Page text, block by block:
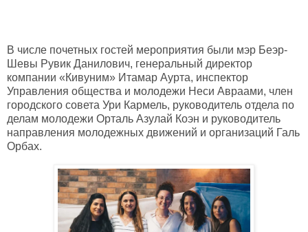
В числе почетных гостей мероприятия были мэр Беэр-
Шевы Рувик Данилович, генеральный директор
компании «Кивуним» Итамар Аурта, инспектор
Управления общества и молодежи Неси Авраами, член
городского совета Ури Кармель, руководитель отдела по
делам молодежи Орталь Азулай Коэн и руководитель
направления молодежных движений и организаций Галь
Орбах.